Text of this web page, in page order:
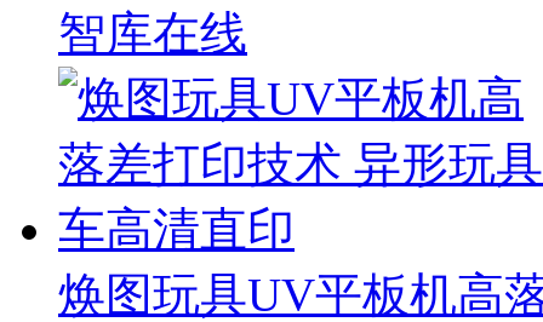
智库在线
焕图玩具UV平板机高